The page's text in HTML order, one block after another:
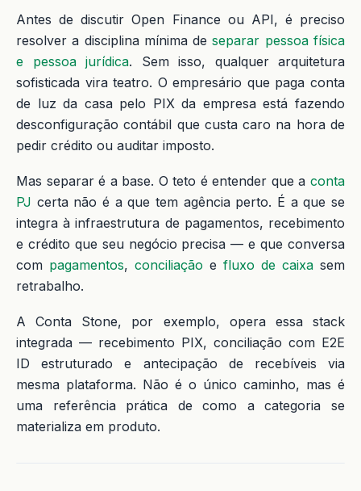
Antes de discutir Open Finance ou API, é preciso
resolver a disciplina mínima deseparar pessoa física
e pessoa jurídica. Sem isso, qualquer arquitetura
sofisticada vira teatro. O empresário que paga conta
de luz da casa pelo PIX da empresa está fazendo
desconfiguração contábil que custa caro na hora de
pedir crédito ou auditar imposto.
Mas separar é a base. O teto é entender que a conta
PJ certa não é a que tem agência perto. É a que se
integra à infraestrutura de pagamentos, recebimento
e crédito que seu negócio precisa — e que conversa
com pagamentos, conciliação e fluxo de caixa sem
retrabalho.
A Conta Stone, por exemplo, opera essa stack
integrada — recebimento PIX, conciliação com E2E
ID estruturado e antecipação de recebíveis via
mesma plataforma. Não é o único caminho, mas é
uma referência prática de como a categoria se
materializa em produto.